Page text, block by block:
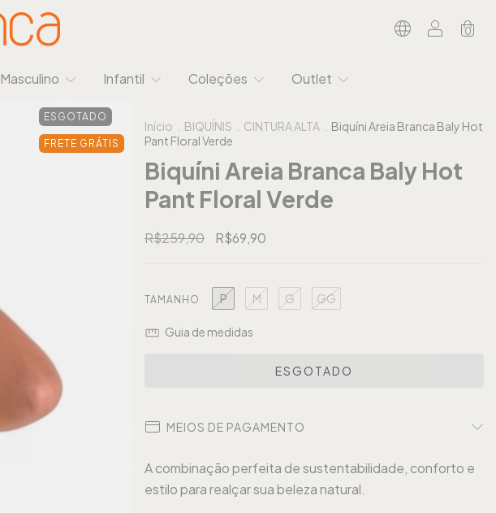
0
Masculino Infantil Coleções Outlet
ESGOTADO
FRETE GRÁTIS
Início BIQUÍNIS CINTURA ALTA
Biquíni Areia Branca Baly Hot
Pant Floral Verde
Biquíni Areia Branca Baly Hot
Pant Floral Verde
R$259,90 R$69,90
TAMANHO P M G GG
Guia de medidas
MEIOS DE PAGAMENTO
A combinação perfeita de sustentabilidade, conforto e
estilo para realçar sua beleza natural.